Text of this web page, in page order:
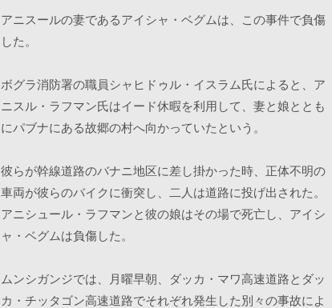
アニスールの妻であるアイシャ・ベグムは、この事件で負傷
した。
ボグラ消防署の職員シャヒドゥル・イスラム氏によると、ア
ニスル・ラフマン氏はイード休暇を利用して、妻と娘ととも
にパブナにある故郷の村へ向かっていたという。
彼らが幹線道路のバナニ地区に差し掛かった時、正体不明の
車両が彼らのバイクに衝突し、二人は道路に投げ出された。
アニシュール・ラフマンと彼の娘はその場で死亡し、アイシ
ャ・ベグムは負傷した。
ムンシガンジでは、月曜早朝、ダッカ・マワ高速道路とダッ
カ・チッタゴン高速道路でそれぞれ発生した別々の事故によ